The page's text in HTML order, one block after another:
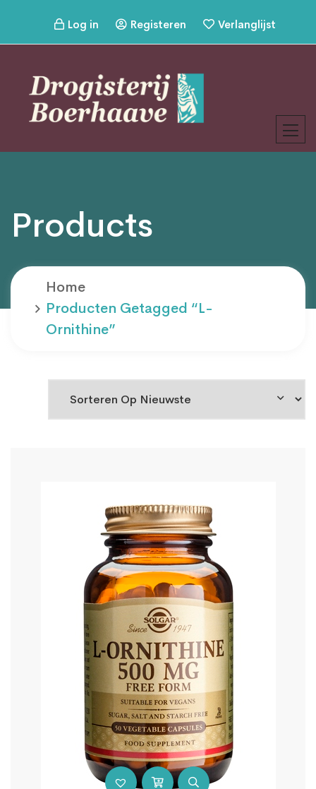
Log in Registeren Verlanglijst
Products
Home
Producten Getagged “L-
Ornithine”